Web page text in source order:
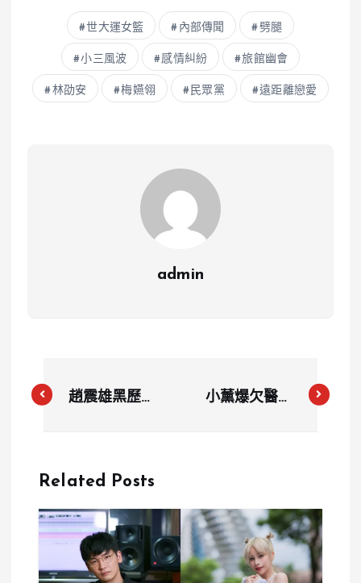
世大運女籃 內部傳聞 劈腿
小三風波 感情糾紛 旅館幽會
林劭安 梅嬿翎 民眾黨 遠距離戀愛
admin
趙震雄黑歷史
凌」！影帝急
布引退
小薰爆欠醫療
討無果鄭人碩
也捲入
Related Posts